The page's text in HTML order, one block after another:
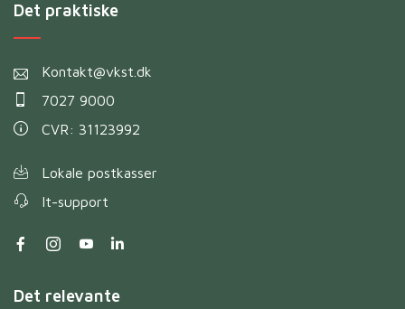
Det praktiske
Kontakt@vkst.dk
7027 9000
CVR: 31123992
Lokale postkasser
It-support
Det relevante